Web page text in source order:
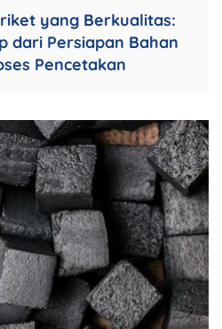
yang Berkualitas:
dari Persiapan Bahan
Pencetakan